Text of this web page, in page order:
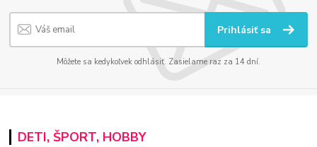
Prihlásiť sa
Môžete sa kedykoľvek odhlásiť. Zasielame raz za 14 dní.
DETI, ŠPORT, HOBBY